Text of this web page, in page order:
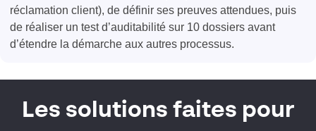
réclamation client), de définir ses preuves attendues, puis
de réaliser un test d’auditabilité sur 10 dossiers avant
d’étendre la démarche aux autres processus.
Les solutions faites pour